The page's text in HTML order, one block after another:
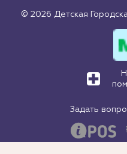
© 2026 Детская
Задать